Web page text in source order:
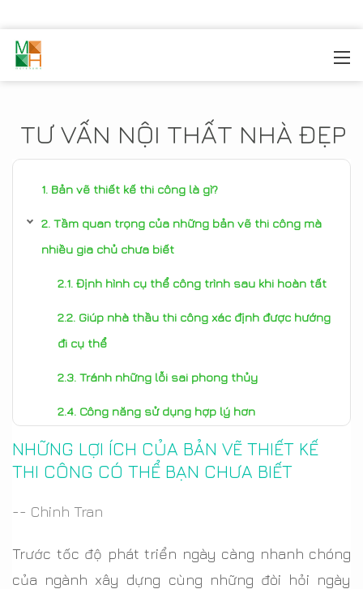
TƯ VẤN NỘI THẤT NHÀ ĐẸP
Bản vẽ thiết kế thi công là gì?
Tầm quan trọng của những bản vẽ thi công mà
nhiều gia chủ chưa biết
Định hình cụ thể công trình sau khi hoàn tất
Giúp nhà thầu thi công xác định được hướng
đi cụ thể
Tránh những lỗi sai phong thủy
Công năng sử dụng hợp lý hơn
Đánh giá được chất lượng thi công
NHỮNG LỢI ÍCH CỦA BẢN VẼ THIẾT KẾ
THI CÔNG CÓ THỂ BẠN CHƯA BIẾT
-- Chinh Tran
Trước tốc độ phát triển ngày càng nhanh chóng
của ngành xây dựng cùng những đòi hỏi ngày